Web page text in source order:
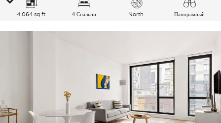
4 064 sq ft 4 Спальни North Панорамный